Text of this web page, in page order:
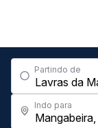
Partindo de
Indo para